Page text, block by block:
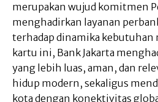
merupakan wujud komitmen
menghadirkan layanan
terhadap dinamika kebutuhan
kartu ini, Bank Jakarta
yang lebih luas, aman, dan
hidup modern, sekaligus
kota dengan konektivitas